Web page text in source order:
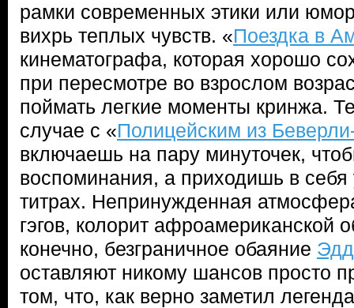
рамки современных этики или
вихрь теплых чувств. «Поездка в
кинематографа, которая хорошо
при пересмотре во взрослом
поймать легкие моменты кринжа.
случае с «Полицейским из
включаешь на пару минуточек,
воспоминания, а приходишь в
титрах. Непринужденная
гэгов, колорит
конечно, безграничное обаяние
оставляют никому шансов просто
том, что, как верно заметил